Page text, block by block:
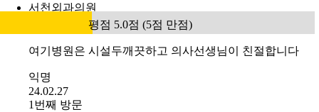
서천외과의원
평점 5.0점 (5점 만점)
여기병원은 시설두깨끗하고 의사선생님이 친절합니다
익명
24.02.27
1번째 방문